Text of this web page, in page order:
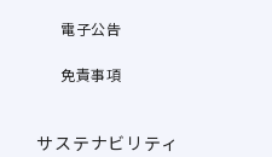
電子公告
免責事項
サステナビリティ